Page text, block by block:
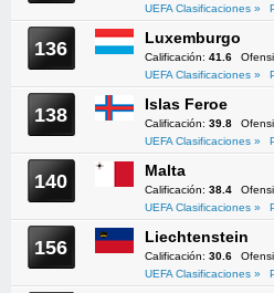
UEFA Clasificaciones »
136 Luxemburgo
Calificación: 41.6
UEFA Clasificaciones »
138 Islas Feroe
Calificación: 39.8
UEFA Clasificaciones »
140 Malta
Calificación: 38.4
UEFA Clasificaciones »
156 Liechtenstein
Calificación: 30.6
UEFA Clasificaciones »